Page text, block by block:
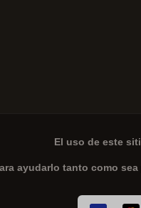
El uso de este
ayudarlo tanto como